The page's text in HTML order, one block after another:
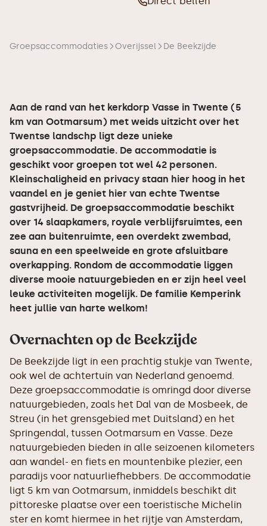
Groepsaccommodaties Overijssel De Beekzijde
Aan de rand van het kerkdorp Vasse in Twente (5
km van Ootmarsum) met weids uitzicht over het
Twentse landschp ligt deze unieke
groepsaccommodatie. De accommodatie is
geschikt voor groepen tot wel 42 personen.
Kleinschaligheid en privacy staan hier hoog in het
vaandel en je geniet hier van echte Twentse
gastvrijheid. De groepsaccommodatie beschikt
over 14 slaapkamers, royale verblijfsruimtes, een
zee aan buitenruimte, een overdekt zwembad,
sauna en een speelweide en grote afsluitbare
overkapping. Rondom de accommodatie liggen
diverse mooie natuurgebieden en er zijn heel veel
leuke activiteiten mogelijk. De familie Kemperink
heet jullie van harte welkom!
Overnachten op de Beekzijde
De Beekzijde ligt in een prachtig stukje van Twente,
ook wel de achtertuin van Nederland genoemd.
Deze groepsaccommodatie is omringd door diverse
natuurgebieden, zoals het Dal van de Mosbeek, de
Streu (in het grensgebied met Duitsland) en het
Springendal, tussen Ootmarsum en Vasse. Deze
natuurgebieden bieden in alle seizoenen kilometers
aan wandel- en fiets en mountenbike plezier, een
paradijs voor natuurliefhebbers. De accommodatie
ligt 5 km van Ootmarsum, inmiddels beschikt dit
pittoreske plaatse over een toeristische Michelin
ster en komt hiermee in het rijtje van Amsterdam,